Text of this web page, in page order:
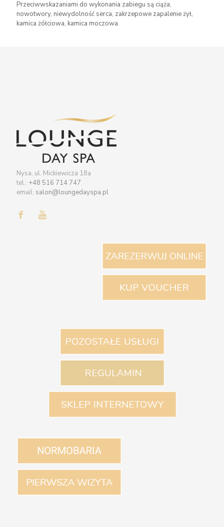
Przeciwwskazaniami do wykonania zabiegu są ciąża,
nowotwory, niewydolność serca, zakrzepowe zapalenie żył,
kamica żółciowa, kamica moczowa.
Nysa, ul. Mickiewicza 18a
tel.: +48 516 714 747
email: salon@loungedayspa.pl